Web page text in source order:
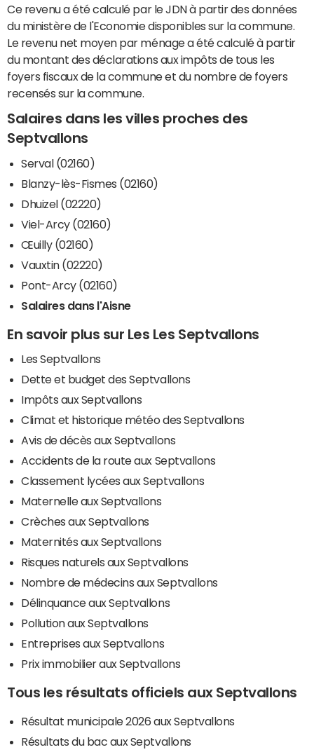
Ce revenu a été calculé par le JDN à partir des données
du ministère de l'Economie disponibles sur la commune.
Le revenu net moyen par ménage a été calculé à partir
du montant des déclarations aux impôts de tous les
foyers fiscaux de la commune et du nombre de foyers
recensés sur la commune.
Salaires dans les villes proches des
Septvallons
Serval (02160)
Blanzy-lès-Fismes (02160)
Dhuizel (02220)
Viel-Arcy (02160)
Œuilly (02160)
Vauxtin (02220)
Pont-Arcy (02160)
Salaires dans l'Aisne
En savoir plus sur Les Les Septvallons
Les Septvallons
Dette et budget des Septvallons
Impôts aux Septvallons
Climat et historique météo des Septvallons
Avis de décès aux Septvallons
Accidents de la route aux Septvallons
Classement lycées aux Septvallons
Maternelle aux Septvallons
Crèches aux Septvallons
Maternités aux Septvallons
Risques naturels aux Septvallons
Nombre de médecins aux Septvallons
Délinquance aux Septvallons
Pollution aux Septvallons
Entreprises aux Septvallons
Prix immobilier aux Septvallons
Tous les résultats officiels aux Septvallons
Résultat municipale 2026 aux Septvallons
Résultats du bac aux Septvallons